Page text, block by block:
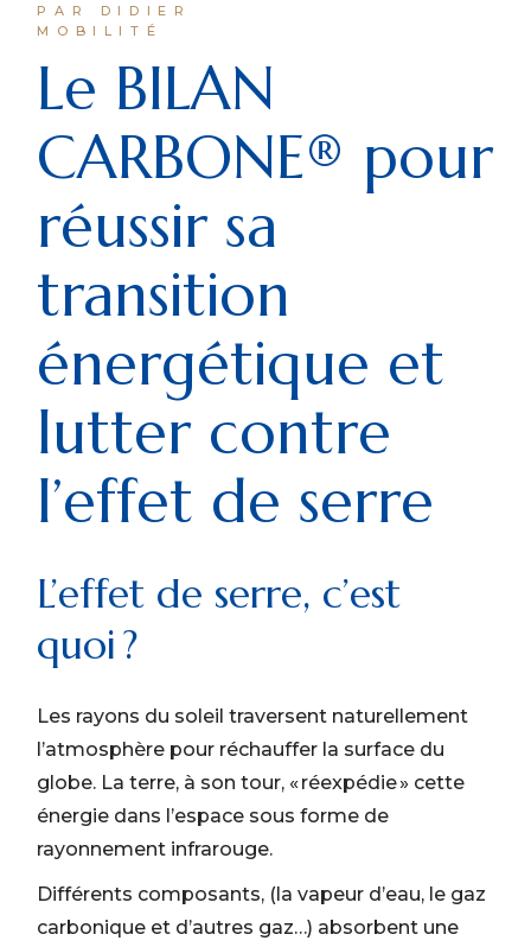
PAR DIDIER
MOBILITÉ
Le BILAN
CARBONE® pour
réussir sa
transition
énergétique et
lutter contre
l’effet de serre
L’effet de serre, c’est
quoi ?
Les rayons du soleil traversent naturellement
l’atmosphère pour réchauffer la surface du
globe. La terre, à son tour, « réexpédie » cette
énergie dans l’espace sous forme de
rayonnement infrarouge.
Différents composants, (la vapeur d’eau, le gaz
carbonique et d’autres gaz…) absorbent une